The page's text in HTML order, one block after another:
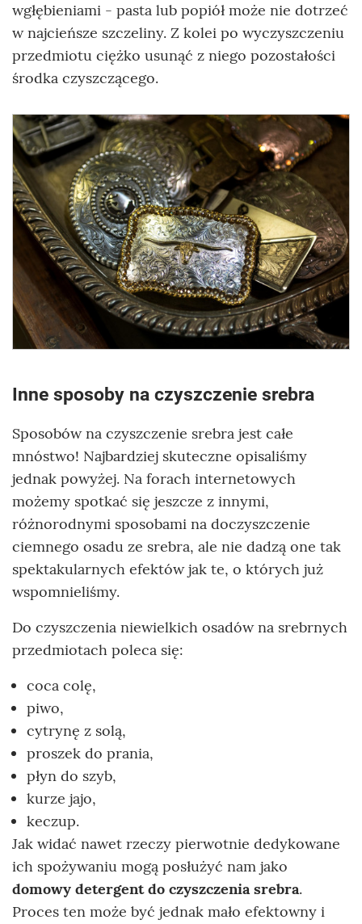
wgłębieniami - pasta lub popiół może nie dotrzeć
w najcieńsze szczeliny. Z kolei po wyczyszczeniu
przedmiotu ciężko usunąć z niego pozostałości
środka czyszczącego.
Inne sposoby na czyszczenie srebra
Sposobów na czyszczenie srebra jest całe
mnóstwo! Najbardziej skuteczne opisaliśmy
jednak powyżej. Na forach internetowych
możemy spotkać się jeszcze z innymi,
różnorodnymi sposobami na doczyszczenie
ciemnego osadu ze srebra, ale nie dadzą one tak
spektakularnych efektów jak te, o których już
wspomnieliśmy.
Do czyszczenia niewielkich osadów na srebrnych
przedmiotach poleca się:
coca colę,
piwo,
cytrynę z solą,
proszek do prania,
płyn do szyb,
kurze jajo,
keczup.
Jak widać nawet rzeczy pierwotnie dedykowane
ich spożywaniu mogą posłużyć nam jako
domowy detergent do czyszczenia srebra.
Proces ten może być jednak mało efektowny i